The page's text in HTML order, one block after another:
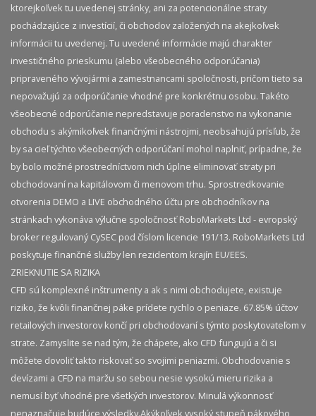
ktorejkoľvek tu uvedenej stránky, ani za potencionálne straty
pochádzajúce z investícií, či obchodov založených na akejkoľvek
informácii tu uvedenej. Tu uvedené informácie majú charakter
investičného prieskumu (alebo všeobecného odporúčania)
pripraveného vývojármi a zamestnancami spoločnosti, pričom tieto sa
nepovažujú za odporúčanie vhodné pre konkrétnu osobu. Takéto
všeobecné odporúčanie nepredstavuje poradenstvo na vykonanie
obchodu s akýmikoľvek finančnými nástrojmi, neobsahujú prísľub, že
by sa cieľ týchto všeobecných odporúčaní mohol naplniť, prípadne, že
by bolo možné prostredníctvom nich úplne eliminovať straty pri
obchodovaní na kapitálovom či menovom trhu. Sprostredkovanie
otvorenia DEMO a LIVE obchodného účtu pre obchodníkov na
stránkach vykonáva výlučne spoločnosť RoboMarkets Ltd - evropský
broker regulovaný CySEC pod číslom licencie 191/13. RoboMarkets Ltd
poskytuje finančné služby len rezidentom krajín EU/EES.
ZRIEKNUTIE SA RIZIKA
CFD sú komplexné inštrumenty a ak s nimi obchodujete, existuje
riziko, že kvôli finančnej páke prídete rychlo o peniaze. 67.85% účtov
retailových investorov končí pri obchodovaní s týmto poskytovateľom v
strate. Zamyslite se nad tým, že chápete, ako CFD fungujú a či si
môžete dovoliť takto riskovať so svojimi peniazmi. Obchodovanie s
devízami a CFD na maržu so sebou nesie vysokú mieru rizika a
nemusí byť vhodné pre všetkých investorov. Minulá výkonnosť
nenaznačuje budúce výsledky.​ Akýkoľvek vysoký stupeň pákového